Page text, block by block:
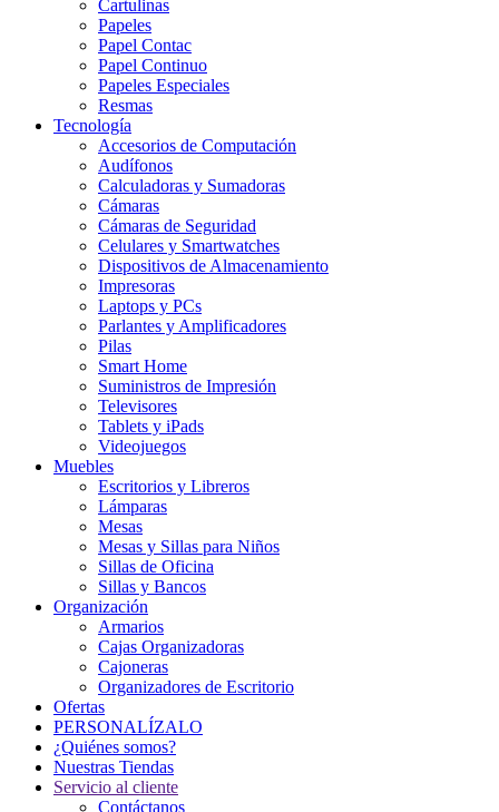
Cartulinas
Papeles
Papel Contac
Papel Continuo
Papeles Especiales
Resmas
Tecnología
Accesorios de Computación
Audífonos
Calculadoras y Sumadoras
Cámaras
Cámaras de Seguridad
Celulares y Smartwatches
Dispositivos de Almacenamiento
Impresoras
Laptops y PCs
Parlantes y Amplificadores
Pilas
Smart Home
Suministros de Impresión
Televisores
Tablets y iPads
Videojuegos
Muebles
Escritorios y Libreros
Lámparas
Mesas
Mesas y Sillas para Niños
Sillas de Oficina
Sillas y Bancos
Organización
Armarios
Cajas Organizadoras
Cajoneras
Organizadores de Escritorio
Ofertas
PERSONALÍZALO
¿Quiénes somos?
Nuestras Tiendas
Servicio al cliente
Contáctanos